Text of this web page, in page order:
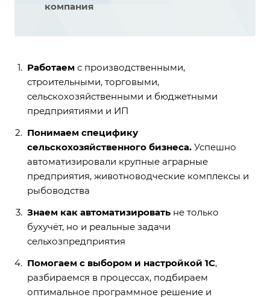
компания
Работаем с производственными,
строительными, торговыми,
сельскохозяйственными и бюджетными
предприятиями и ИП
Понимаем специфику
сельскохозяйственного бизнеса. Успешно
автоматизировали крупные аграрные
предприятия, животноводческие комплексы и
рыбоводства
Знаем как автоматизировать не только
бухучёт, но и реальные задачи
сельхозпредприятия
Помогаем с выбором и настройкой 1С,
разбираемся в процессах, подбираем
оптимальное программное решение и